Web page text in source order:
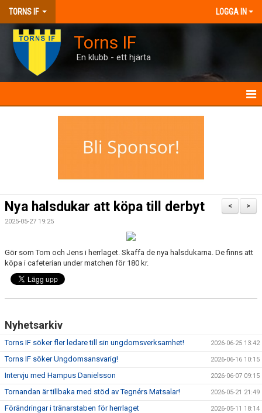
TORNS IF LOGGA IN
Torns IF
En klubb - ett hjärta
MATCHER
ARRANGEMANG
WEBBSHOP
>
<
Nya halsdukar att köpa till derbyt
2025-05-27 19:25
Gör som Tom och Jens i herrlaget. Skaffa de nya halsdukarna. De finns att
köpa i cafeterian under matchen för 180 kr.
Nyhetsarkiv
Torns IF söker fler ledare till sin ungdomsverksamhet! 2026-06-25 13:42
Torns IF söker Ungdomsansvarig! 2026-06-16 10:15
Intervju med Hampus Danielsson 2026-06-07 09:15
Tornandan är tillbaka med stöd av Tegnérs Matsalar! 2026-05-21 21:49
Förändringar i tränarstaben för herrlaget 2026-05-11 18:14